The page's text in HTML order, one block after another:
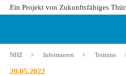
Ein Projekt von Zukunftsfähiges
NHZ > Informieren > Termine
20.05.2022